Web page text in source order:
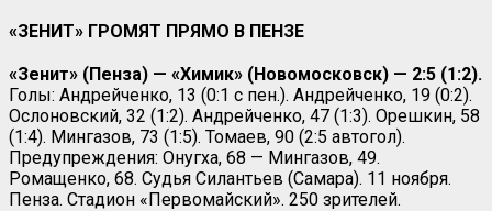
«ЗЕНИТ» ГРОМЯТ ПРЯМО В ПЕНЗЕ
«Зенит» (Пенза) — «Химик» (Новомосковск) — 2:5 (1:2).
Голы: Андрейченко, 13 (0:1 с пен.). Андрейченко, 19 (0:2).
Ослоновский, 32 (1:2). Андрейченко, 47 (1:3). Орешкин, 58
(1:4). Мингазов, 73 (1:5). Томаев, 90 (2:5 автогол).
Предупреждения: Онугха, 68 — Мингазов, 49.
Ромащенко, 68. Судья Силантьев (Самара). 11 ноября.
Пенза. Стадион «Первомайский». 250 зрителей.